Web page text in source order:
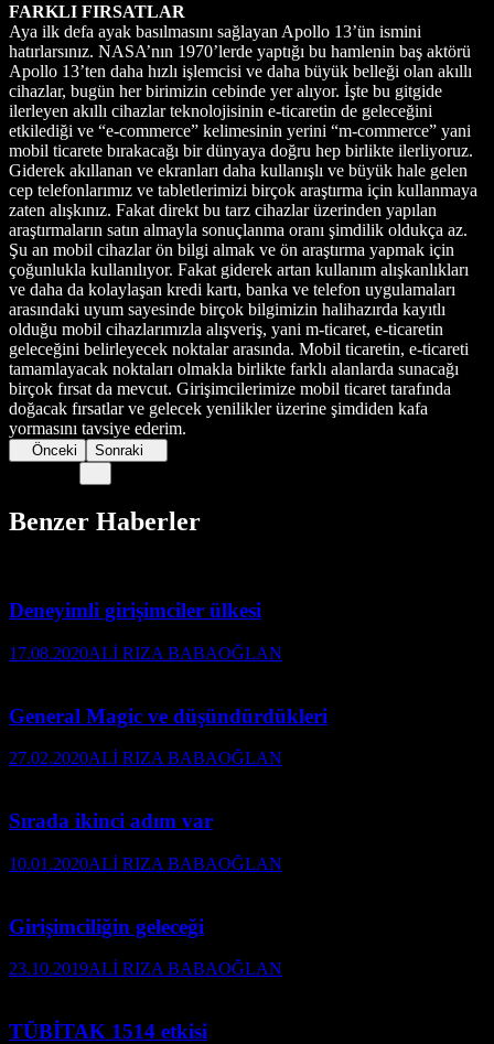
FARKLI FIRSATLAR
Aya ilk defa ayak basılmasını sağlayan Apollo 13’ün ismini
hatırlarsınız. NASA’nın 1970’lerde yaptığı bu hamlenin baş aktörü
Apollo 13’ten daha hızlı işlemcisi ve daha büyük belleği olan akıllı
cihazlar, bugün her birimizin cebinde yer alıyor. İşte bu gitgide
ilerleyen akıllı cihazlar teknolojisinin e-ticaretin de geleceğini
etkilediği ve “e-commerce” kelimesinin yerini “m-commerce” yani
mobil ticarete bırakacağı bir dünyaya doğru hep birlikte ilerliyoruz.
Giderek akıllanan ve ekranları daha kullanışlı ve büyük hale gelen
cep telefonlarımız ve tabletlerimizi birçok araştırma için kullanmaya
zaten alışkınız. Fakat direkt bu tarz cihazlar üzerinden yapılan
araştırmaların satın almayla sonuçlanma oranı şimdilik oldukça az.
Şu an mobil cihazlar ön bilgi almak ve ön araştırma yapmak için
çoğunlukla kullanılıyor. Fakat giderek artan kullanım alışkanlıkları
ve daha da kolaylaşan kredi kartı, banka ve telefon uygulamaları
arasındaki uyum sayesinde birçok bilgimizin halihazırda kayıtlı
olduğu mobil cihazlarımızla alışveriş, yani m-ticaret, e-ticaretin
geleceğini belirleyecek noktalar arasında. Mobil ticaretin, e-ticareti
tamamlayacak noktaları olmakla birlikte farklı alanlarda sunacağı
birçok fırsat da mevcut. Girişimcilerimize mobil ticaret tarafında
doğacak fırsatlar ve gelecek yenilikler üzerine şimdiden kafa
yormasını tavsiye ederim.
Önceki Sonraki
Benzer Haberler
Deneyimli girişimciler ülkesi
17.08.2020ALİ RIZA BABAOĞLAN
General Magic ve düşündürdükleri
27.02.2020ALİ RIZA BABAOĞLAN
Sırada ikinci adım var
10.01.2020ALİ RIZA BABAOĞLAN
Girişimciliğin geleceği
23.10.2019ALİ RIZA BABAOĞLAN
TÜBİTAK 1514 etkisi